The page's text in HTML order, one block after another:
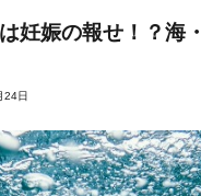
妊娠の報せ！？海
24日